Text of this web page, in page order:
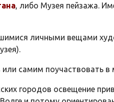
, либо Музея пейзажа.
личными вещами
самим поучаствовать в
городов освещение